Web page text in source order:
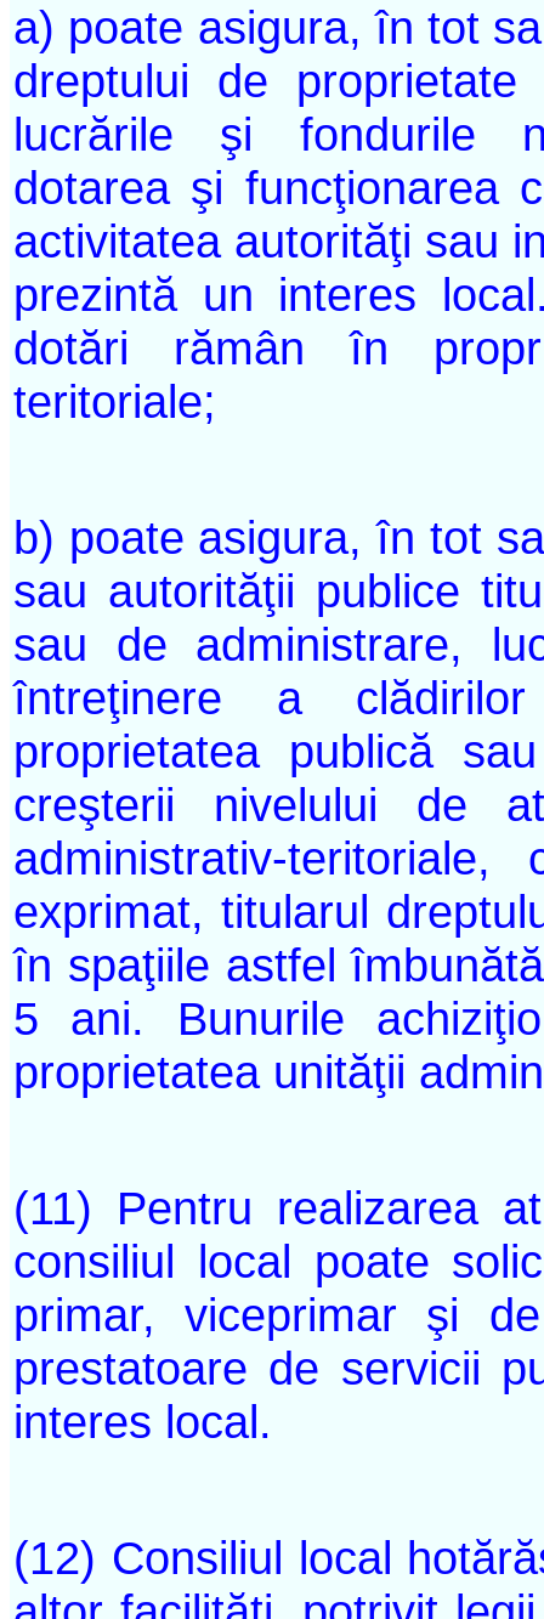
a) poate asigura, în tot
dreptului de
lucrările şi fondurile
dotarea şi funcţionarea
activitatea autorităţi sau
prezintă un interes
dotări rămân în
teritoriale;
b) poate asigura, în tot
sau autorităţii publice
sau de administrare,
întreţinere a
proprietatea publică
creşterii nivelului de
administrativ-
exprimat, titularul
în spaţiile astfel
5 ani. Bunurile
proprietatea unităţii
(11) Pentru realizarea
consiliul local poate
primar, viceprimar şi
prestatoare de servicii
interes local.
(12) Consiliul local